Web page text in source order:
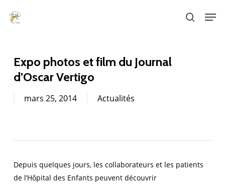
search
Expo photos et film du Journal
d’Oscar Vertigo
mars 25, 2014 Actualités
Depuis quelques jours, les collaborateurs et les patients
de l’Hôpital des Enfants peuvent découvrir